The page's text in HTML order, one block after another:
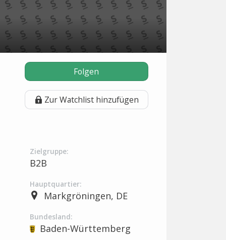
Folgen
Zur Watchlist hinzufügen
Zielgruppe:
B2B
Hauptquartier:
Markgröningen, DE
Bundesland:
Baden-Württemberg